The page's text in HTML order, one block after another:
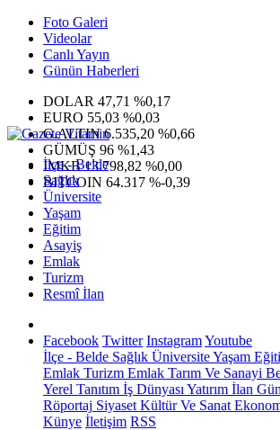
Foto Galeri
Videolar
Canlı Yayın
Günün Haberleri
DOLAR 47,71 %0,17
EURO 55,03 %0,03
G.ALTIN6.535,20 %0,66
GÜMÜŞ 96 %1,43
IMKB13.798,82 %0,00
BITCOIN 64.317 %-0,39
İlçe - Belde
Sağlık
Üniversite
Yaşam
Eğitim
Asayiş
Emlak
Turizm
Resmî İlan
Facebook Twitter InstagramYoutube
İlçe - Belde Sağlık ÜniversiteYaşam
Emlak Turizm Emlak Tarım Ve Sanayi
Yerel Tanıtım İş Dünyası Yatırım İlan
Röportaj Siyaset Kültür Ve Sanat
Künye İletişim RSS